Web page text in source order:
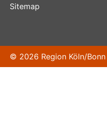
Sitemap
© 2026 Region Köln/Bonn